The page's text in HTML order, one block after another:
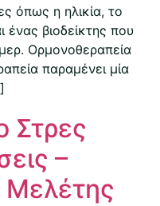
όπως η ηλικία, το
ένας βιοδείκτης που
Ορμονοθεραπεία
παραμένει μία
Στρες
–